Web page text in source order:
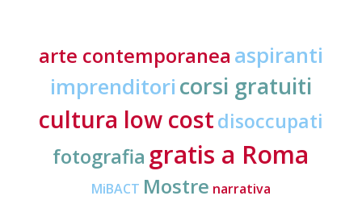
arte contemporanea aspiranti
imprenditori corsi gratuiti
cultura low costdisoccupati
fotografia gratis a Roma
MiBACT Mostre narrativa